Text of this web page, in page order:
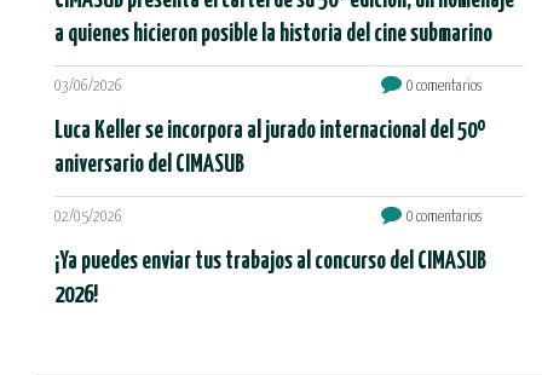
a quienes hicieron posible la historia del cine submarino
03/06/2026 0 comentarios
Luca Keller se incorpora al jurado internacional del 50º
aniversario del CIMASUB
02/05/2026 0 comentarios
¡Ya puedes enviar tus trabajos al concurso del CIMASUB
2026!